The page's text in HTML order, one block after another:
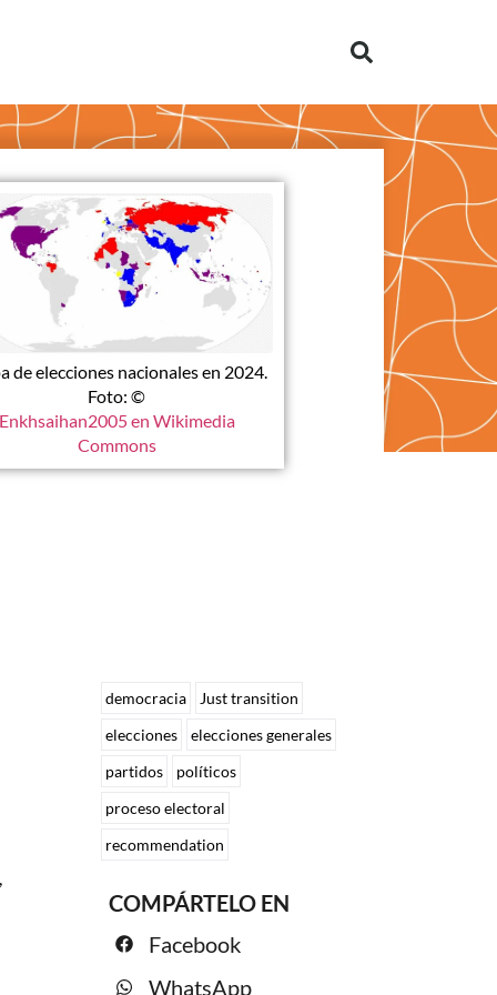
de elecciones nacionales en 2024.
Foto: ©
Enkhsaihan2005 en Wikimedia
Commons
democracia
Just transition
elecciones
elecciones generales
partidos
políticos
proceso electoral
recommendation
COMPÁRTELO EN
Facebook
WhatsApp